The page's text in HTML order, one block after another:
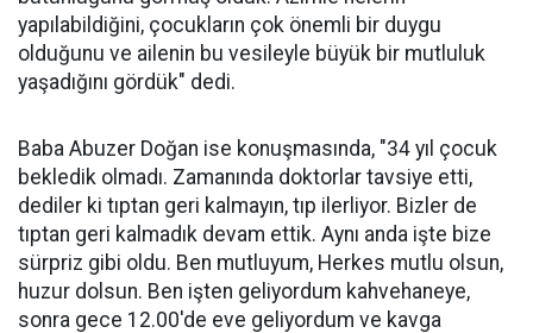
yapılabildiğini, çocukların çok önemli bir duygu
olduğunu ve ailenin bu vesileyle büyük bir mutluluk
yaşadığını gördük" dedi.
Baba Abuzer Doğan ise konuşmasında, "34 yıl çocuk
bekledik olmadı. Zamanında doktorlar tavsiye etti,
dediler ki tıptan geri kalmayın, tıp ilerliyor. Bizler de
tıptan geri kalmadık devam ettik. Aynı anda işte bize
sürpriz gibi oldu. Ben mutluyum, Herkes mutlu olsun,
huzur dolsun. Ben işten geliyordum kahvehaneye,
sonra gece 12.00'de eve geliyordum ve kavga